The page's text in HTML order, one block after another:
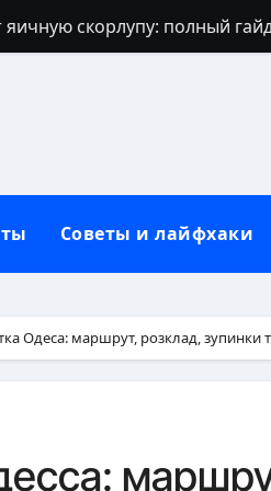
скорлупу: полный гайд
духовный щит дома,
рассаду перца без потерь
наследуют исключительно от
чтобы сформировать
полный гид по правилам
Советы и лайфхаки
Одеса: маршрут, розклад, зупинки